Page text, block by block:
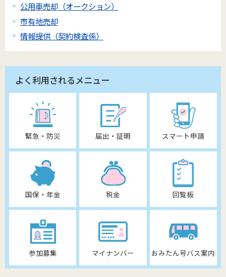
公用車売却（オークション）
市有地売却
情報提供（契約検査係）
よく利用されるメニュー
緊急・防災 届出・証明 スマート申請
国保・年金 税金 回覧板
参加募集 マイナンバー おみたん号バス案内